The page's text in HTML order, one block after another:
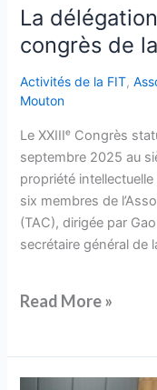
La
congrès de
Activités de la FIT,
Mouton
Le XXIIIᵉ Congrès
septembre 2025 au
propriété
six membres de
(TAC), dirigée par
secrétaire général de
La
délégation
de
la
TAC
congrès
de
la
FIT
Read More »